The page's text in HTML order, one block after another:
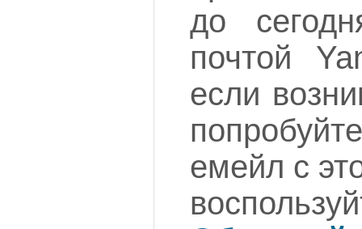
до
почтой
если
емейл с